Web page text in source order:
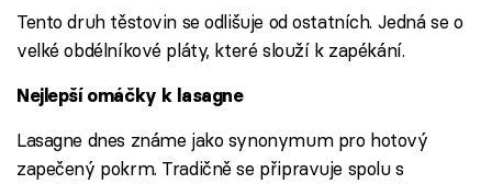
Tento druh těstovin se odlišuje od ostatních. Jedná se o
velké obdélníkové pláty, které slouží k zapékání.
Nejlepší omáčky k lasagne
Lasagne dnes známe jako synonymum pro hotový
zapečený pokrm. Tradičně se připravuje spolu s